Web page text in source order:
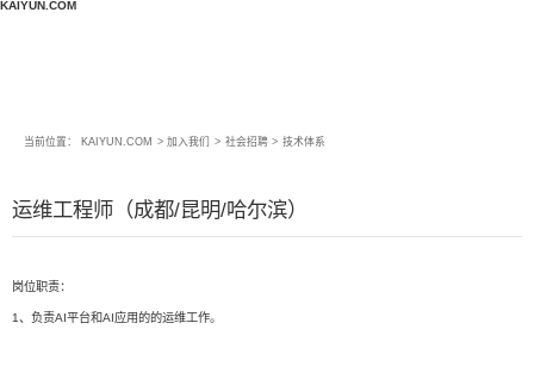
KAIYUN.COM
当前位置： KAIYUN.COM > 加入我们 > 社会招聘 > 技术体系
运维工程师（成都/昆明/哈尔滨）
岗位职责：
1、负责AI平台和AI应用的的运维工作。